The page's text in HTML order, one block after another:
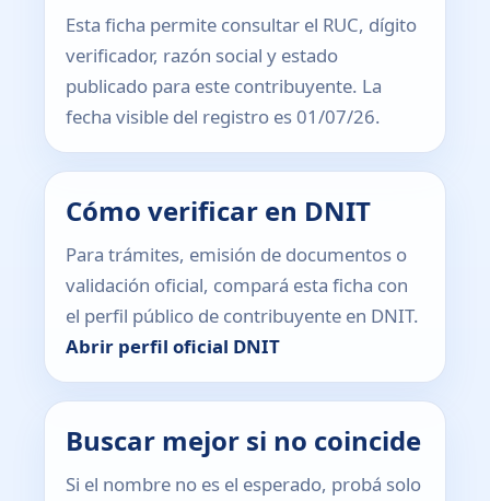
Esta ficha permite consultar el RUC, dígito
verificador, razón social y estado
publicado para este contribuyente. La
fecha visible del registro es 01/07/26.
Cómo verificar en DNIT
Para trámites, emisión de documentos o
validación oficial, compará esta ficha con
el perfil público de contribuyente en DNIT.
Abrir perfil oficial DNIT
Buscar mejor si no coincide
Si el nombre no es el esperado, probá solo